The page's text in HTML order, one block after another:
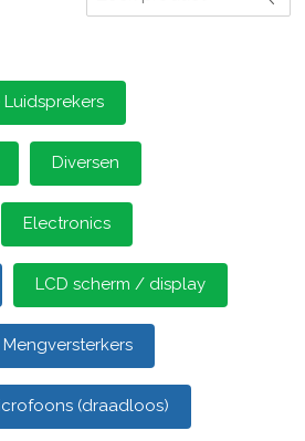
Diversen
Electronics
LCD scherm / display
Mengversterkers
(draadloos)